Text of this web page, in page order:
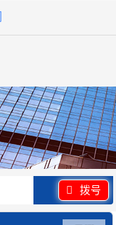
拨号